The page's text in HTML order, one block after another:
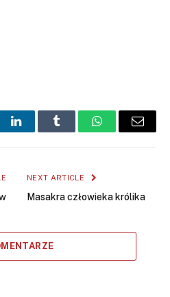
LinkedInTumblr WhatsAppEmail
NEXT ARTICLE
Masakra człowieka królika